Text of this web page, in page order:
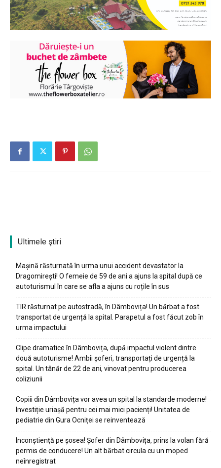
Ultimele ştiri
Mașină răsturnată în urma unui accident devastator la
Dragomirești! O femeie de 59 de ani a ajuns la spital după ce
autoturismul în care se afla a ajuns cu roțile în sus
TIR răsturnat pe autostradă, în Dâmbovița! Un bărbat a fost
transportat de urgență la spital. Parapetul a fost făcut zob în
urma impactului
Clipe dramatice în Dâmbovița, după impactul violent dintre
două autoturisme! Ambii șoferi, transportați de urgență la
spital. Un tânăr de 22 de ani, vinovat pentru producerea
coliziunii
Copiii din Dâmbovița vor avea un spital la standarde moderne!
Investiție uriașă pentru cei mai mici pacienți! Unitatea de
pediatrie din Gura Ocniței se reinventează
Inconștiență pe șosea! Șofer din Dâmbovița, prins la volan fără
permis de conducere! Un alt bărbat circula cu un moped
neînregistrat